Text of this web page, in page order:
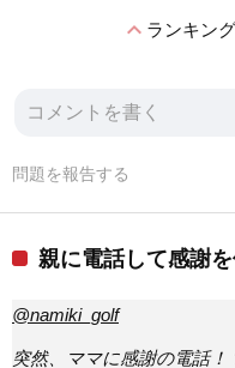
expand_lessランキン
問題を報告する
親に電話して感謝
@namiki_golf
突然、ママに感謝の電話